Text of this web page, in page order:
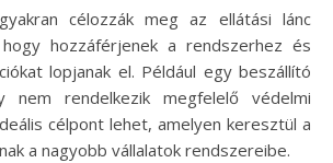
célozzák meg az ellátási lánc
hozzáférjenek a rendszerhez és
lopjanak el. Például egy beszállító
nem rendelkezik megfelelő védelmi
célpont lehet, amelyen keresztül a
a nagyobb vállalatok rendszereibe.